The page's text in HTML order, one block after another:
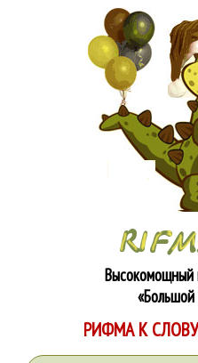
Высокомощный
РИФМА К